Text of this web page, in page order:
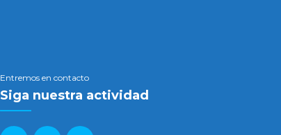
Entremos en contacto
Siga nuestra actividad